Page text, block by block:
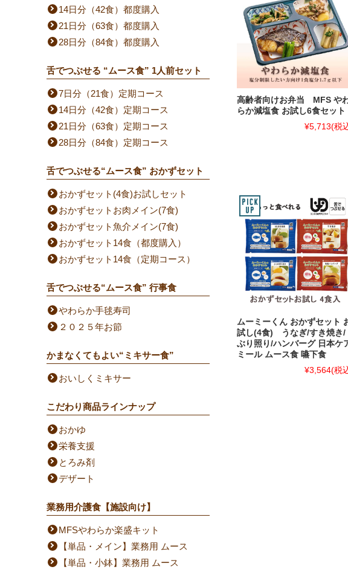
高齢者向けお弁当 MFS や
らか減塩食 お試し6食セット
¥5,713(税
ムーミーくん おかずセット
試し(4食) うなぎ/すき焼き/
ぶり照り/ハンバーグ 日本ケ
ミール ムース食 嚥下食
¥3,564(税
14日分（42食）都度購入
21日分（63食）都度購入
28日分（84食）都度購入
舌でつぶせる “ムース食” 1人前セット
7日分（21食）定期コース
14日分（42食）定期コース
21日分（63食）定期コース
28日分（84食）定期コース
舌でつぶせる“ムース食” おかずセット
おかずセット(4食)お試しセット
おかずセットお肉メイン(7食)
おかずセット魚介メイン(7食)
おかずセット14食（都度購入）
おかずセット14食（定期コース）
舌でつぶせる“ムース食” 行事食
やわらか手毬寿司
２０２５年お節
かまなくてもよい“ミキサー食”
おいしくミキサー
こだわり商品ラインナップ
おかゆ
栄養支援
とろみ剤
デザート
業務用介護食【施設向け】
MFSやわらか楽盛キット
【単品・メイン】業務用 ムース
【単品・小鉢】業務用 ムース